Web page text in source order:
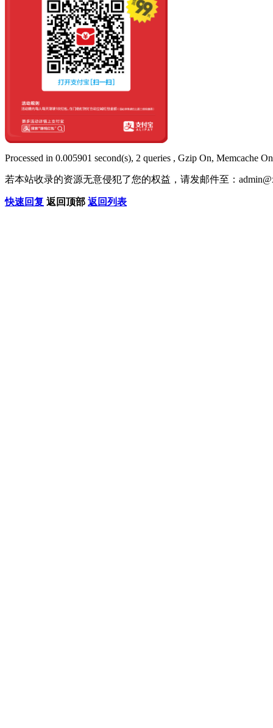
Processed in 0.005901 second(s), 2 queries , Gzip On, Memcache
若本站收录的资源无意侵犯了您的权益，请发邮件至：
快速回复 返回顶部 返回列表